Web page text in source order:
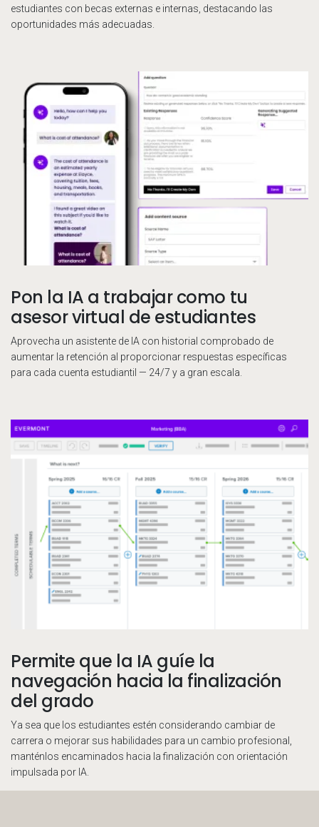
estudiantes con becas externas e internas, destacando las
oportunidades más adecuadas.
Pon la IA a trabajar como tu
asesor virtual de estudiantes
Aprovecha un asistente de IA con historial comprobado de
aumentar la retención al proporcionar respuestas específicas
para cada cuenta estudiantil — 24/7 y a gran escala.
Permite que la IA guíe la
navegación hacia la finalización
del grado
Ya sea que los estudiantes estén considerando cambiar de
carrera o mejorar sus habilidades para un cambio profesional,
manténlos encaminados hacia la finalización con orientación
impulsada por IA.